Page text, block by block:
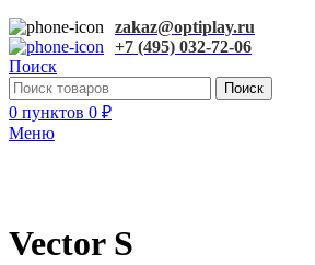
zakaz@optiplay.ru
+7 (495) 032-72-06
Поиск
Поиск
0 пунктов 0 ₽
Меню
Vector S